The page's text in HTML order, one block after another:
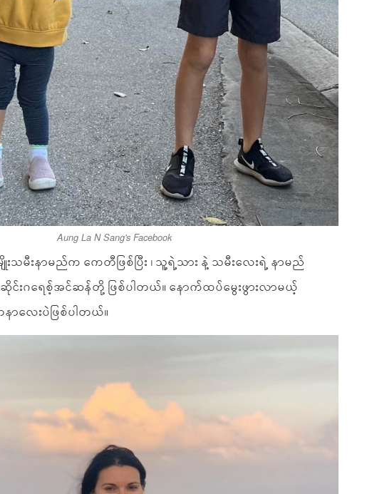
Aung La N Sang's Facebook
သမီးနာမည်က ကေတီဖြစ်ပြီး ၊ သူ့ရဲ့သား နဲ့ သမီးလေးရဲ့ နာမည်
င်းဂရေစ့်အင်ဆန်တို့ ဖြစ်ပါတယ်။ နောက်ထပ်မွေးဖွားလာမယ့်
ာလေးပဲဖြစ်ပါတယ်။